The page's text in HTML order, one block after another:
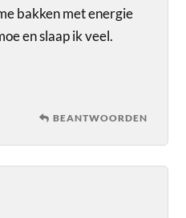
bakken met energie
en slaap ik veel.
BEANTWOORDEN